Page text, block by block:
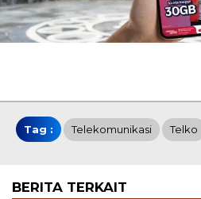
Tag : Telekomunikasi Telko
BERITA TERKAIT